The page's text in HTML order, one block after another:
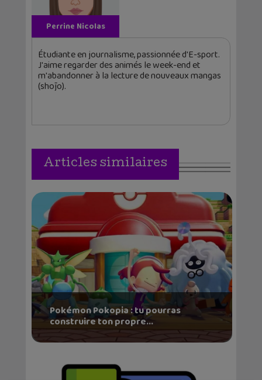
Perrine Nicolas
Étudiante en journalisme, passionnée d'E-sport.
J'aime regarder des animés le week-end et
m'abandonner à la lecture de nouveaux mangas
(shōjo).
Articles similaires
Pokémon Pokopia : tu pourras
construire ton propre...